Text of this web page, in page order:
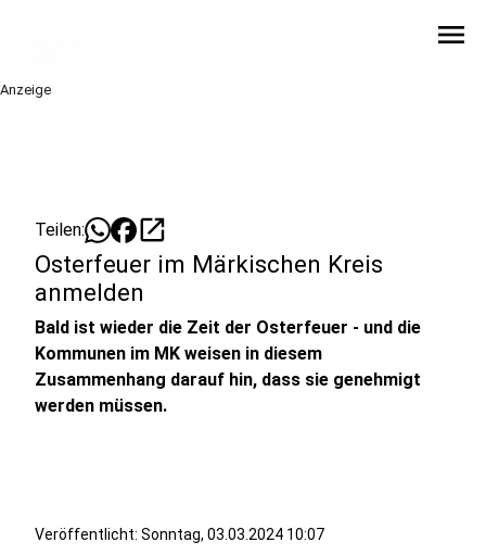
menu
Anzeige
Teilen: open_in_new
Osterfeuer im Märkischen Kreis
anmelden
Bald ist wieder die Zeit der Osterfeuer - und die
Kommunen im MK weisen in diesem
Zusammenhang darauf hin, dass sie genehmigt
werden müssen.
Veröffentlicht: Sonntag, 03.03.2024 10:07